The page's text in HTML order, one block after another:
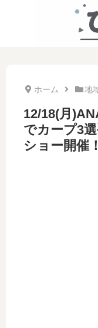
ホーム 地
12/18(月
でカープ3
ショー開催！